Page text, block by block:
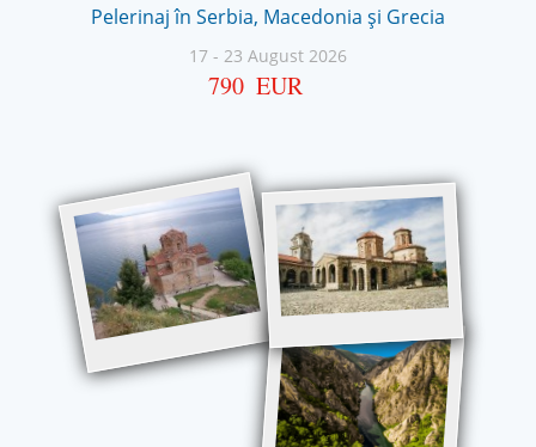
Pelerinaj în Serbia, Macedonia și Grecia
17 - 23 August 2026
790 EUR